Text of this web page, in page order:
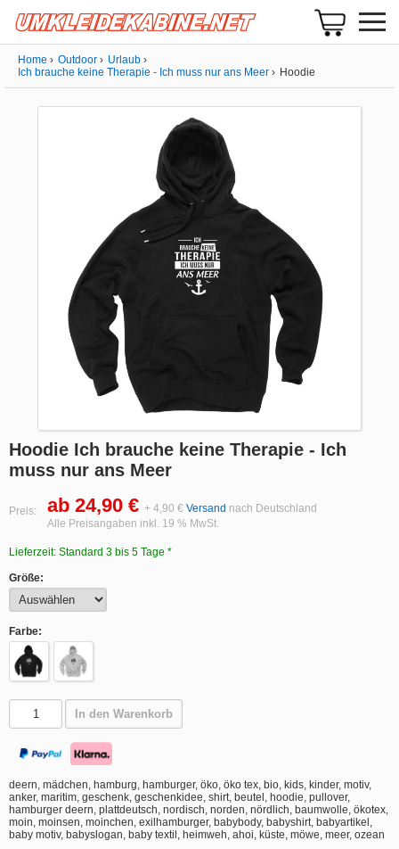
Home Outdoor
Urlaub
Ich brauche keine Therapie - Ich muss nur ans Meer
Hoodie
Hoodie Ich brauche keine Therapie - Ich
muss nur ans Meer
Preis: ab 24,90 € + 4,90 € Versand nach Deutschland
Alle Preisangaben inkl. 19 % MwSt.
Lieferzeit: Standard 3 bis 5 Tage *
Größe:
Farbe:
In den Warenkorb
deern, mädchen, hamburg, hamburger, öko, öko tex, bio, kids, kinder, motiv,
anker, maritim, geschenk, geschenkidee, shirt, beutel, hoodie, pullover,
hamburger deern, plattdeutsch, nordisch, norden, nördlich, baumwolle, ökotex,
moin, moinsen, moinchen, exilhamburger, babybody, babyshirt, babyartikel,
baby motiv, babyslogan, baby textil, heimweh, ahoi, küste, möwe, meer, ozean